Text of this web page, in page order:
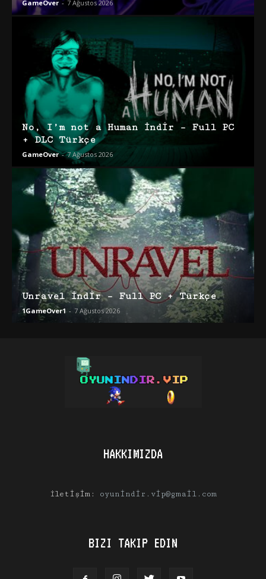
GameOver - 7 Ağustos 2026
No, I’m not a Human İndir – Full PC
+ DLC Türkçe
GameOver - 7 Ağustos 2026
Unravel İndir – Full PC + Türkçe
1GameOver1 - 7 Ağustos 2026
HAKKIMIZDA
İletişim: oyunindir.vip@gmail.com
BIZI TAKIP EDIN